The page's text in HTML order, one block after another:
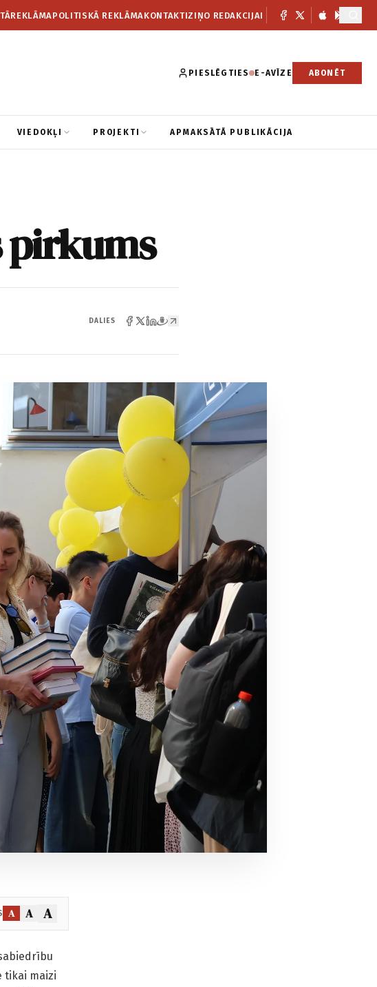
REKLĀMAPOLITISKĀ REKLĀMAKONTAKTIZIŅO REDAKCIJAI
PIESLĒGTIES E-AVĪZE ABONĒT
VIEDOKĻI PROJEKTI APMAKSĀTĀ PUBLIKĀCIJA
pirkums
DALIES
A A A
tikai maizi